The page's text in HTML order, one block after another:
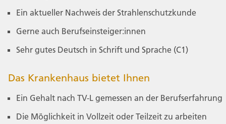
Ein aktueller Nachweis der Strahlenschutzkunde
Gerne auch Berufseinsteiger:innen
Sehr gutes Deutsch in Schrift und Sprache (C1)
Das Krankenhaus bietet Ihnen
Ein Gehalt nach TV-L gemessen an der Berufserfahrung
Die Möglichkeit in Vollzeit oder Teilzeit zu arbeiten